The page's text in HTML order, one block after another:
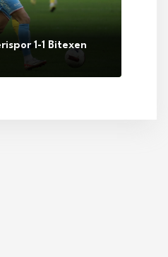
1-1 Bitexen